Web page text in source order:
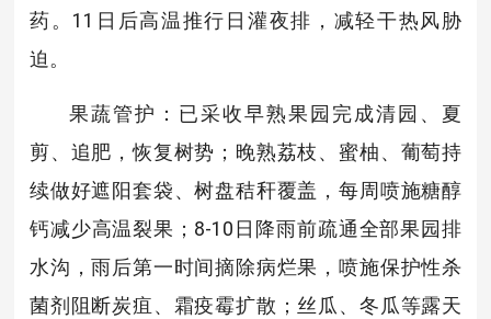
药。11日后高温推行日灌夜排，减轻干热风胁
迫。
果蔬管护：已采收早熟果园完成清园、夏
剪、追肥，恢复树势；晚熟荔枝、蜜柚、葡萄持
续做好遮阳套袋、树盘秸秆覆盖，每周喷施糖醇
钙减少高温裂果；8-10日降雨前疏通全部果园排
水沟，雨后第一时间摘除病烂果，喷施保护性杀
菌剂阻断炭疽、霜疫霉扩散；丝瓜、冬瓜等露天